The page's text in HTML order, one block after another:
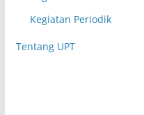
Kegiatan Periodik
Tentang UPT